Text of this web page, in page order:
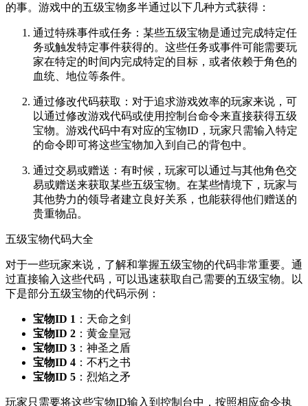
的事。游戏中的五级宝物多半通过以下几种方式获得：
通过特殊事件或任务：某些五级宝物是通过完成特定任
务或触发特定事件获得的。这些任务或事件可能需要玩
家在特定的时间内完成特定的目标，或者依赖于角色的
血统、地位等条件。
通过修改代码获取：对于追求游戏效率的玩家来说，可
以通过修改游戏代码或使用控制台命令来直接获得五级
宝物。游戏代码中有对应的宝物ID，玩家只需输入特定
的命令即可将这些宝物加入到自己的背包中。
通过交易或赠送：有时候，玩家可以通过与其他角色交
易或赠送来获取某些五级宝物。在某些情境下，玩家与
其他势力的领导者建立良好关系，也能获得他们赠送的
贵重物品。
五级宝物代码大全
对于一些玩家来说，了解和掌握五级宝物的代码非常重要。通
过直接输入这些代码，可以迅速获取自己需要的五级宝物。以
下是部分五级宝物的代码示例：
宝物ID 1 ：天命之剑
宝物ID 2 ：黄金皇冠
宝物ID 3 ：神圣之盾
宝物ID 4 ：不朽之书
宝物ID 5 ：烈焰之矛
玩家只需要将这些宝物ID输入到控制台中，按照相应命令执